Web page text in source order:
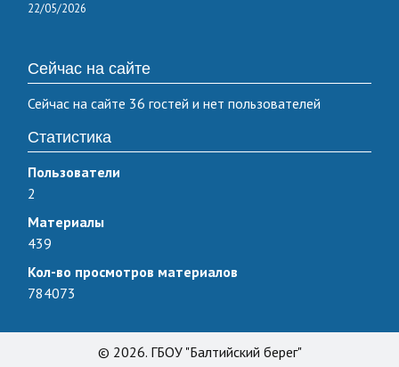
22/05/2026
Сейчас на сайте
Сейчас на сайте 36 гостей и нет пользователей
Статистика
Пользователи
2
Материалы
439
Кол-во просмотров материалов
784073
© 2026. ГБОУ "Балтийский берег"